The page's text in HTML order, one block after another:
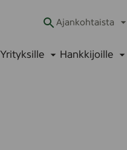
Ajankohtaista
Yrityksille Hankkijoille